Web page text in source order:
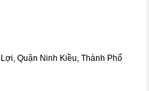
Quận Ninh Kiều, Thành Phố